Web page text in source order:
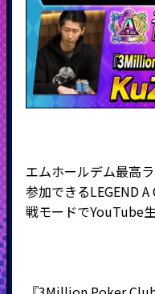
エムホールデム最高
参加できるLEGEND
戦モードでYouTube